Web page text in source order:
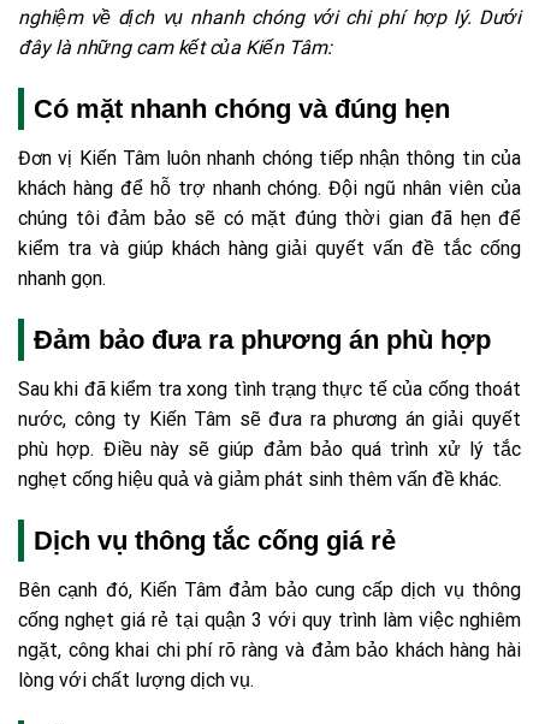
nghiệm về dịch vụ nhanh chóng với chi phí hợp lý. Dưới
đây là những cam kết của Kiến Tâm:
Có mặt nhanh chóng và đúng hẹn
Đơn vị Kiến Tâm luôn nhanh chóng tiếp nhận thông tin của
khách hàng để hỗ trợ nhanh chóng. Đội ngũ nhân viên của
chúng tôi đảm bảo sẽ có mặt đúng thời gian đã hẹn để
kiểm tra và giúp khách hàng giải quyết vấn đề tắc cống
nhanh gọn.
Đảm bảo đưa ra phương án phù hợp
Sau khi đã kiểm tra xong tình trạng thực tế của cống thoát
nước, công ty Kiến Tâm sẽ đưa ra phương án giải quyết
phù hợp. Điều này sẽ giúp đảm bảo quá trình xử lý tắc
nghẹt cống hiệu quả và giảm phát sinh thêm vấn đề khác.
Dịch vụ thông tắc cống giá rẻ
Bên cạnh đó, Kiến Tâm đảm bảo cung cấp dịch vụ thông
cống nghẹt giá rẻ tại quận 3 với quy trình làm việc nghiêm
ngặt, công khai chi phí rõ ràng và đảm bảo khách hàng hài
lòng với chất lượng dịch vụ.